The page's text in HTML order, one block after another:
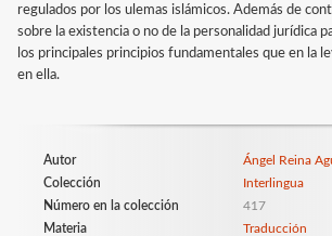
regulados por los ulemas islámicos. Además de
sobre la existencia o no de la personalidad jurídica
los principales principios fundamentales que en la
en ella.
Autor
Ángel Reina
Colección
Interlingua
Número en la colección
417
Materia
Traducción